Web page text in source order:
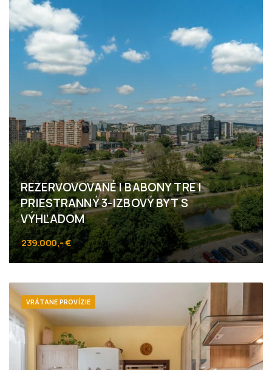
REZERVOVOVANÉ I BABONY TRE I
PRIESTRANNÝ 3-IZBOVÝ BYT S
VÝHĽADOM
239.000,- €
VRÁTANE PROVÍZIE